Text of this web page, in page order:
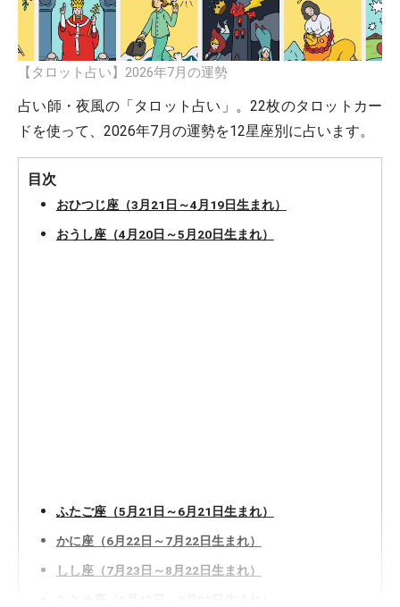
【タロット占い】2026年7月の運勢
占い師・夜風の「タロット占い」。22枚のタロットカー
ドを使って、2026年7月の運勢を12星座別に占います。
目次
おひつじ座（3月21日～4月19日生まれ）
おうし座（4月20日～5月20日生まれ）
ふたご座（5月21日～6月21日生まれ）
かに座（6月22日～7月22日生まれ）
しし座（7月23日～8月22日生まれ）